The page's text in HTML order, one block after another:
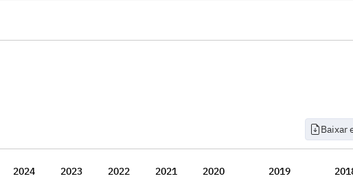
Baixar
2024 2023 2022 2021 2020 2019